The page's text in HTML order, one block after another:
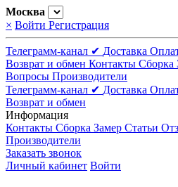
Москва
× Войти Регистрация
Телеграмм-канал ✔ Доставка
Возврат и обмен Контакты Сборка
Вопросы Производители
Телеграмм-канал ✔ Доставка
Возврат и обмен
Информация
Контакты Сборка Замер Статьи
Производители
Заказать звонок
Личный кабинет Войти